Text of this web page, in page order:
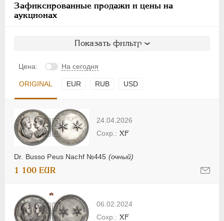
Зафиксированные продажи и цены на
аукционах
Показать фильтр
Цена: На сегодня
ORIGINAL EUR RUB USD
24.04.2026
Dr. Busso Peus Nachf №445 (очный)
XF
1 100 EUR
06.02.2024
XF